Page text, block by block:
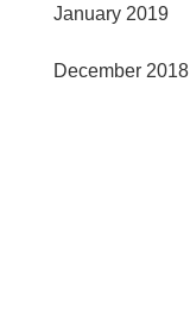
January 2019
December 2018